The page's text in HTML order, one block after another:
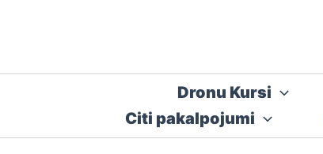
Dronu Kursi
Citi pakalpojumi